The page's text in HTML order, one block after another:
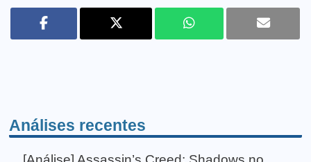
Análises recentes